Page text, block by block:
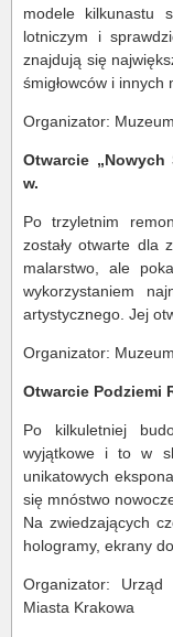
modele kilkunastu
lotniczym i
znajdują się
śmigłowców i innych
Organizator:
Otwarcie
w.
Po trzyletnim
zostały otwarte dla
malarstwo, ale
wykorzystaniem
artystycznego. Jej
Organizator:
Otwarcie Podziemi
Po kilkuletniej
wyjątkowe i to w
unikatowych
się mnóstwo
Na zwiedzających
hologramy, ekrany
Organizator:
Miasta Krakowa